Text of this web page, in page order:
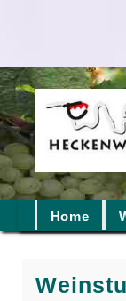
Home